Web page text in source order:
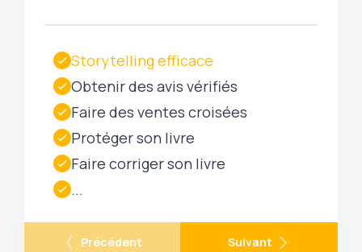
Storytelling efficace
Obtenir des avis vérifiés
Faire des ventes croisées
Protéger son livre
Faire corriger son livre
...
Précédent Suivant